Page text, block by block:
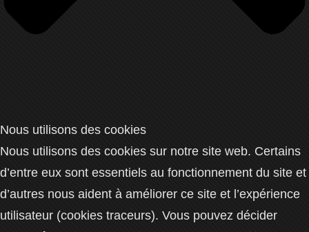
Nous utilisons des cookies
Nous utilisons des cookies sur notre site web. Certains
d’entre eux sont essentiels au fonctionnement du site et
d’autres nous aident à améliorer ce site et l’expérience
utilisateur (cookies traceurs). Vous pouvez décider